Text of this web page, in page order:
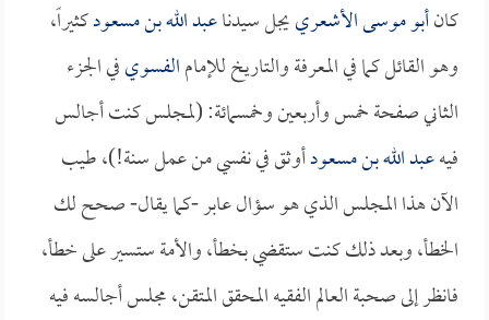
كانأبو موسى الأشعرييجل سيدناعبد الله بن مسعودكثيراً،
وهو القائل كما في المعرفة والتاريخ للإمامالفسويفي الجزء
الثاني صفحة خمس وأربعين وخمسمائة: (لمجلس كنت أجالس
فيهعبد الله بن مسعودأوثق في نفسي من عمل سنة!)، طيب
الآن هذا المجلس الذي هو سؤال عابر -كما يقال- صحح لك
الخطأ، وبعد ذلك كنت ستقضي بخطأ، والأمة ستسير على خطأ،
فانظر إلى صحبة العالم الفقيه المحقق المتقن، مجلس أجالسه فيه